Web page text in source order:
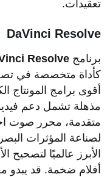
تعقيدات.
DaVinci Resolve
برنامجResolve
كأداة متخصصة في
أقوى برامج المونتاج
الأبرز عالميًا
أفلام ضخمة. قد يبدو